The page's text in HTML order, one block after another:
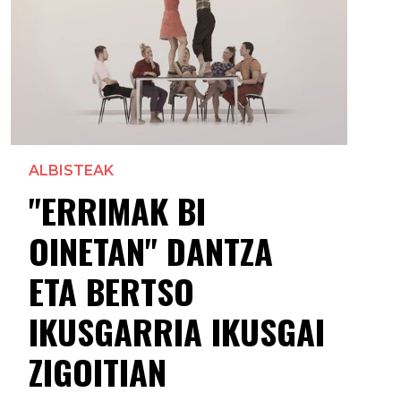
ALBISTEAK
"ERRIMAK BI
OINETAN" DANTZA
ETA BERTSO
IKUSGARRIA IKUSGAI
ZIGOITIAN